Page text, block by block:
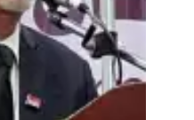
حملة أمنية مكثفة
لتعزيز الاستقرار
تواصل الأجهزة الأمنية
تنفيذ خطة ميدانية